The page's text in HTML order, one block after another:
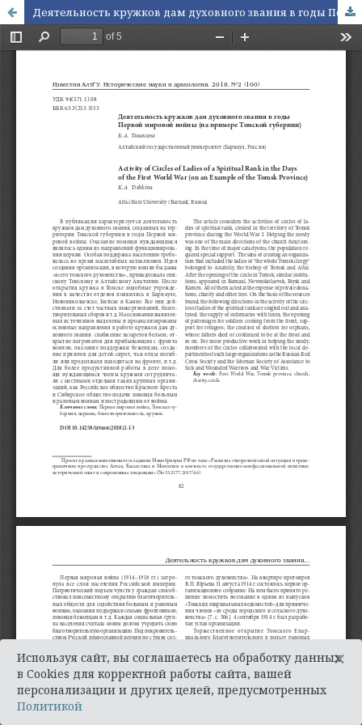
Деятельность кружков дам духовного звания в годы Первой мировой войны (на примере Томской губернии)
Используя сайт, вы соглашаетесь на обработку данных
в Cookies для корректной работы сайта, вашей
персонализации и других целей, предусмотренных
Политикой
×